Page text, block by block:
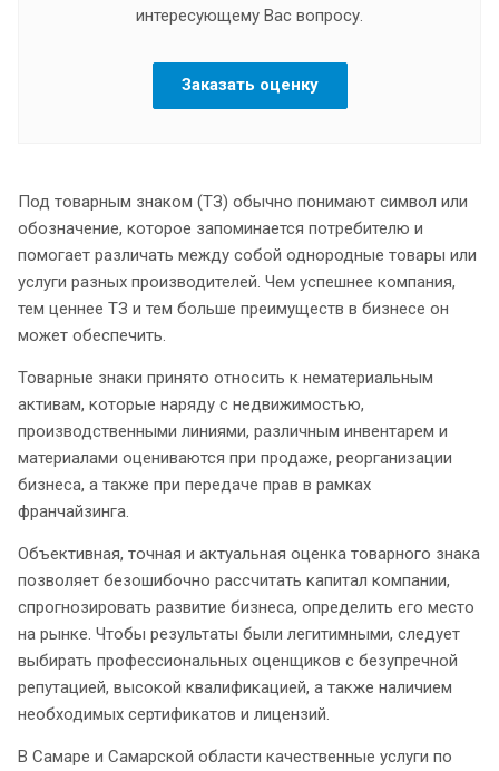
интересующему Вас вопросу.
Заказать оценку
Под товарным знаком (ТЗ) обычно понимают символ или
обозначение, которое запоминается потребителю и
помогает различать между собой однородные товары или
услуги разных производителей. Чем успешнее компания,
тем ценнее ТЗ и тем больше преимуществ в бизнесе он
может обеспечить.
Товарные знаки принято относить к нематериальным
активам, которые наряду с недвижимостью,
производственными линиями, различным инвентарем и
материалами оцениваются при продаже, реорганизации
бизнеса, а также при передаче прав в рамках
франчайзинга.
Объективная, точная и актуальная оценка товарного знака
позволяет безошибочно рассчитать капитал компании,
спрогнозировать развитие бизнеса, определить его место
на рынке. Чтобы результаты были легитимными, следует
выбирать профессиональных оценщиков с безупречной
репутацией, высокой квалификацией, а также наличием
необходимых сертификатов и лицензий.
В Самаре и Самарской области качественные услуги по